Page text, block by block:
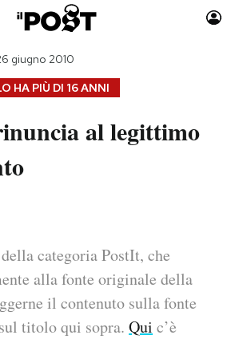
Auto
Moda
Media
Europa
HA PIÙ DI 16 ANNI
giugno 2010
al legittimo
categoria PostIt, che
alla fonte originale della
il contenuto sulla fonte
titolo qui sopra. Qui c’è